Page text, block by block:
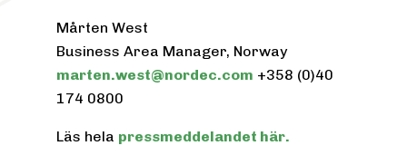
Mårten West
Business Area Manager, Norway
marten.west@nordec.com +358 (0)40
174 0800
Läs hela pressmeddelandet här.